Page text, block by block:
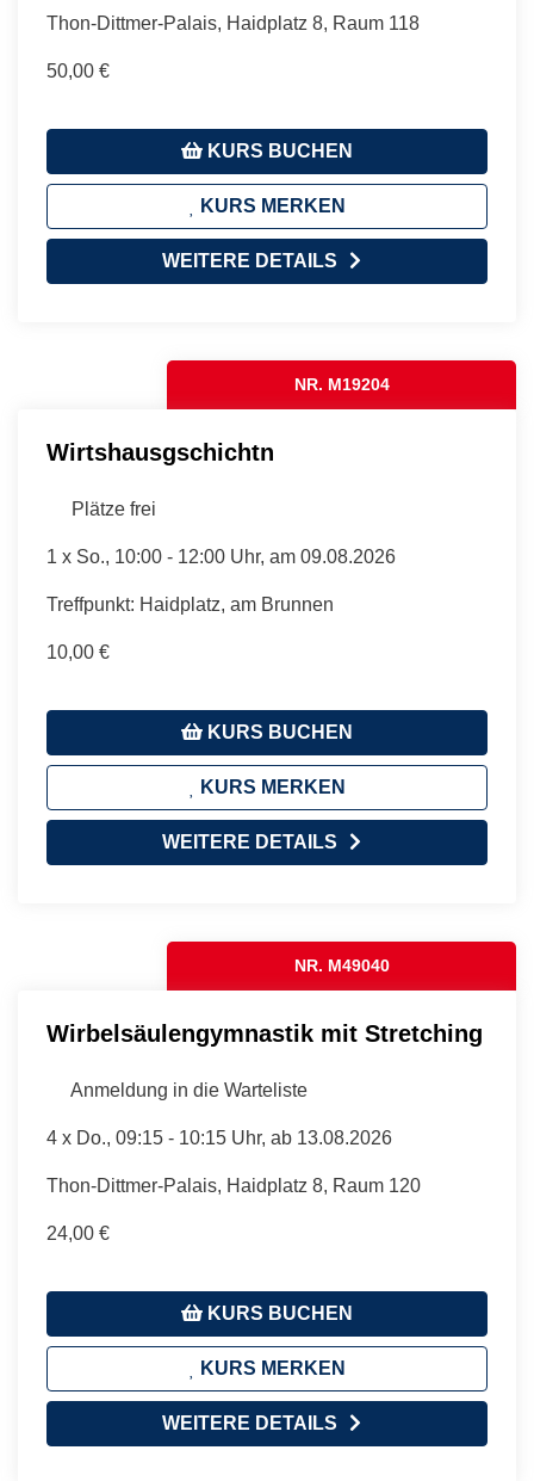
Thon-Dittmer-Palais, Haidplatz 8, Raum 118
50,00 €
KURS BUCHEN
KURS MERKEN
WEITERE DETAILS
NR. M19204
Wirtshausgschichtn
Plätze frei
1 x So., 10:00 - 12:00 Uhr, am 09.08.2026
Treffpunkt: Haidplatz, am Brunnen
10,00 €
KURS BUCHEN
KURS MERKEN
WEITERE DETAILS
NR. M49040
Wirbelsäulengymnastik mit Stretching
Anmeldung in die Warteliste
4 x Do., 09:15 - 10:15 Uhr, ab 13.08.2026
Thon-Dittmer-Palais, Haidplatz 8, Raum 120
24,00 €
KURS BUCHEN
KURS MERKEN
WEITERE DETAILS